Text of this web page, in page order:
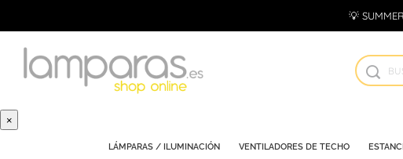
💡
×
LÁMPARAS / ILUMINACIÓN VENTILADORES DE TECHO